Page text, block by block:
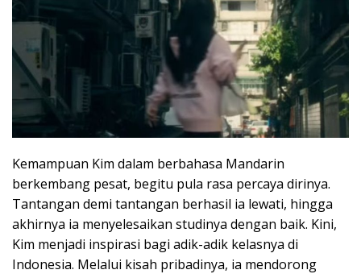
Kemampuan Kim dalam berbahasa Mandarin
berkembang pesat, begitu pula rasa percaya dirinya.
Tantangan demi tantangan berhasil ia lewati, hingga
akhirnya ia menyelesaikan studinya dengan baik. Kini,
Kim menjadi inspirasi bagi adik-adik kelasnya di
Indonesia. Melalui kisah pribadinya, ia mendorong